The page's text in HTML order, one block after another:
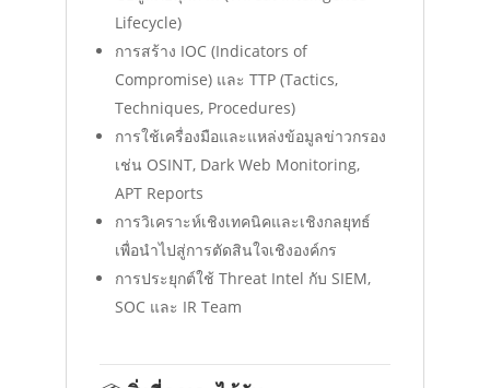
Lifecycle)
การสร้าง IOC (Indicators of
Compromise) และ TTP (Tactics,
Techniques, Procedures)
การใช้เครื่องมือและแหล่งข้อมูลข่าวกรอง
เช่น OSINT, Dark Web Monitoring,
APT Reports
การวิเคราะห์เชิงเทคนิคและเชิงกลยุทธ์
เพื่อนำไปสู่การตัดสินใจเชิงองค์กร
การประยุกต์ใช้ Threat Intel กับ SIEM,
SOC และ IR Team